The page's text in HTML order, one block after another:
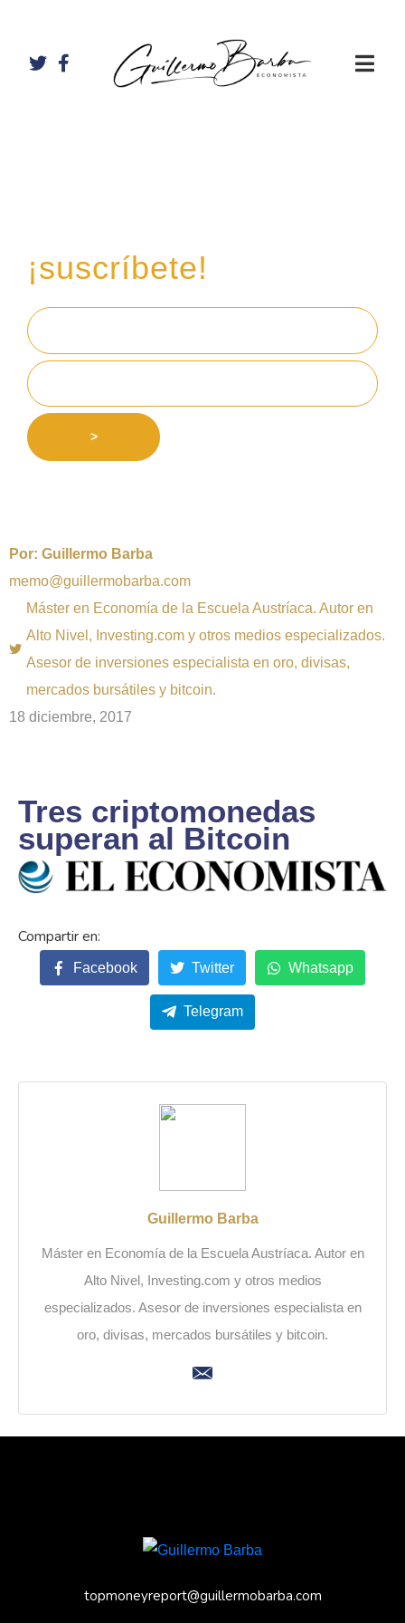
¡suscríbete!
>
Por: Guillermo Barba
memo@guillermobarba.com
Máster en Economía de la Escuela Austríaca. Autor en
Alto Nivel, Investing.com y otros medios especializados.
Asesor de inversiones especialista en oro, divisas,
mercados bursátiles y bitcoin.
18 diciembre, 2017
Tres criptomonedas
superan al Bitcoin
Facebook Twitter Whatsapp
Telegram
Guillermo Barba
Máster en Economía de la Escuela Austríaca. Autor en
Alto Nivel, Investing.com y otros medios
especializados. Asesor de inversiones especialista en
oro, divisas, mercados bursátiles y bitcoin.
topmoneyreport@guillermobarba.com